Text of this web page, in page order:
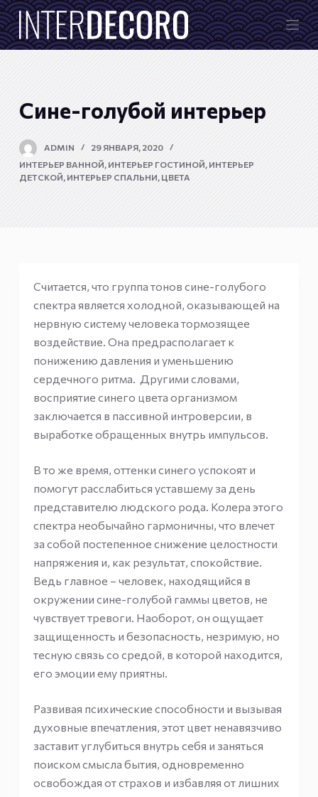
П
е
р
к
Сине-голубой интерьер
ADMIN
29 ЯНВАРЯ, 2020
ИНТЕРЬЕР ВАННОЙ, ИНТЕРЬЕР ГОСТИНОЙ, ИНТЕРЬЕР
ДЕТСКОЙ, ИНТЕРЬЕР СПАЛЬНИ, ЦВЕТА
Считается, что группа тонов сине-голубого
спектра является холодной, оказывающей на
нервную систему человека тормозящее
воздействие. Она предрасполагает к
понижению давления и уменьшению
сердечного ритма. Другими словами,
восприятие синего цвета организмом
заключается в пассивной интроверсии, в
выработке обращенных внутрь импульсов.
В то же время, оттенки синего успокоят и
помогут расслабиться уставшему за день
представителю людского рода. Колера этого
спектра необычайно гармоничны, что влечет
за собой постепенное снижение целостности
напряжения и, как результат, спокойствие.
Ведь главное – человек, находящийся в
окружении сине-голубой гаммы цветов, не
чувствует тревоги. Наоборот, он ощущает
защищенность и безопасность, незримую, но
тесную связь со средой, в которой находится,
его эмоции ему приятны.
Развивая психические способности и вызывая
духовные впечатления, этот цвет ненавязчиво
заставит углубиться внутрь себя и заняться
поиском смысла бытия, одновременно
освобождая от страхов и избавляя от лишних